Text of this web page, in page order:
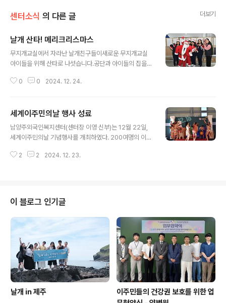
센터소식 의 다른 글 더보기
날개 산타! 메리크리스마스
무지개교실에서 자라난 날개친구들이새로운 무지개교실
아이들을 위해 산타로 나섯습니다.공단과 아이들의 집을
들에 대한 그리움도 이야기 하였습니다.선물을 나눠주고
원합니다.
0 0 2024. 12. 24.
세계이주민의날 행사 성료
남양주외국인복지센터(센터장 이영 신부)는 12월 22일,
세계이주민의날 기념행사를 개최하였다. 200여명의 이주
8일 유엔 총회에서 "모든 이주노동자 및 그 가족의 권리에
날이다.이날 행사에는 주광덕 남양주시장을 대신하여 최재
웅 남양주사회복지국장이 참석하여 축하하였고, 이석균,
정결자 경기도의원, 박은경 남양주시의원 역시 세계이주민
의날의 의미를 공감하고 축하의 인사를 전하였다. 또한, 이
날의 진정한 주인공인 국가별 이주민공동체 대표님들의 환
영인사도 있었다.1부 기념식에서는 지난 1년..
2 2 2024. 12. 23.
이 블로그 인기글
날개 in 제주
이주민들의 건강권 보호를 위한 업